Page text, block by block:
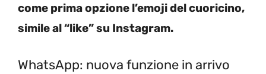
come prima opzione l’emoji del cuoricino,
simile al “like” su Instagram.
WhatsApp: nuova funzione in arrivo